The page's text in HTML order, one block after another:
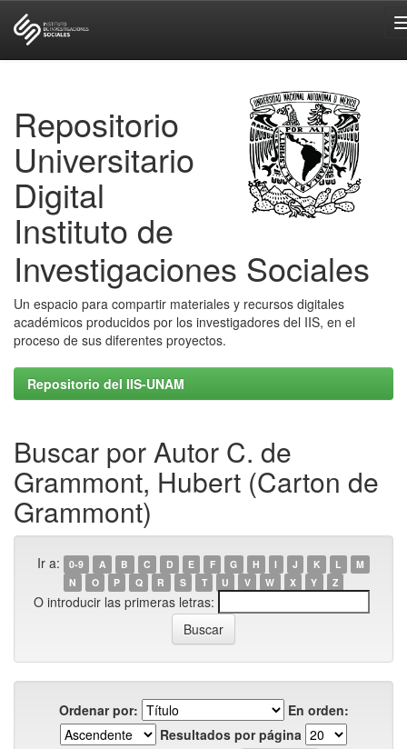
Repositorio
Universitario
Digital
Instituto de
Investigaciones Sociales
Un espacio para compartir materiales y recursos digitales
académicos producidos por los investigadores del IIS, en el
proceso de sus diferentes proyectos.
Repositorio del IIS-UNAM
Buscar por Autor C. de
Grammont, Hubert (Carton de
Grammont)
Ir a: 0-9 A B C D E F G H I J K L
M
N
O P Q R S T U V W X Y Z
O introducir las primeras letras:
Ordenar por:
En orden:
Resultados por página